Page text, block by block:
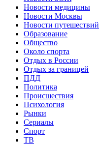
Новости медицины
Новости Москвы
Новости путешествий
Образование
Общество
Около спорта
Отдых в России
Отдых за границей
ПДД
Политика
Происшествия
Психология
Рынки
Сериалы
Спорт
ТВ